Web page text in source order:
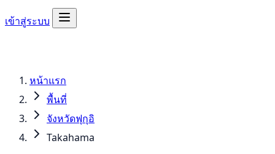
เข้าสู่ระบบ
หน้าแรก
พื้นที่
จังหวัดฟุกุอิ
Takahama